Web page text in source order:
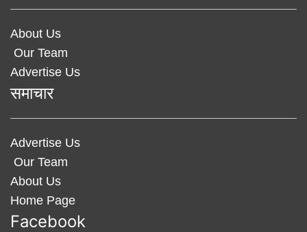
About Us
Our Team
Advertise Us
समाचार
Advertise Us
Our Team
About Us
Home Page
Facebook